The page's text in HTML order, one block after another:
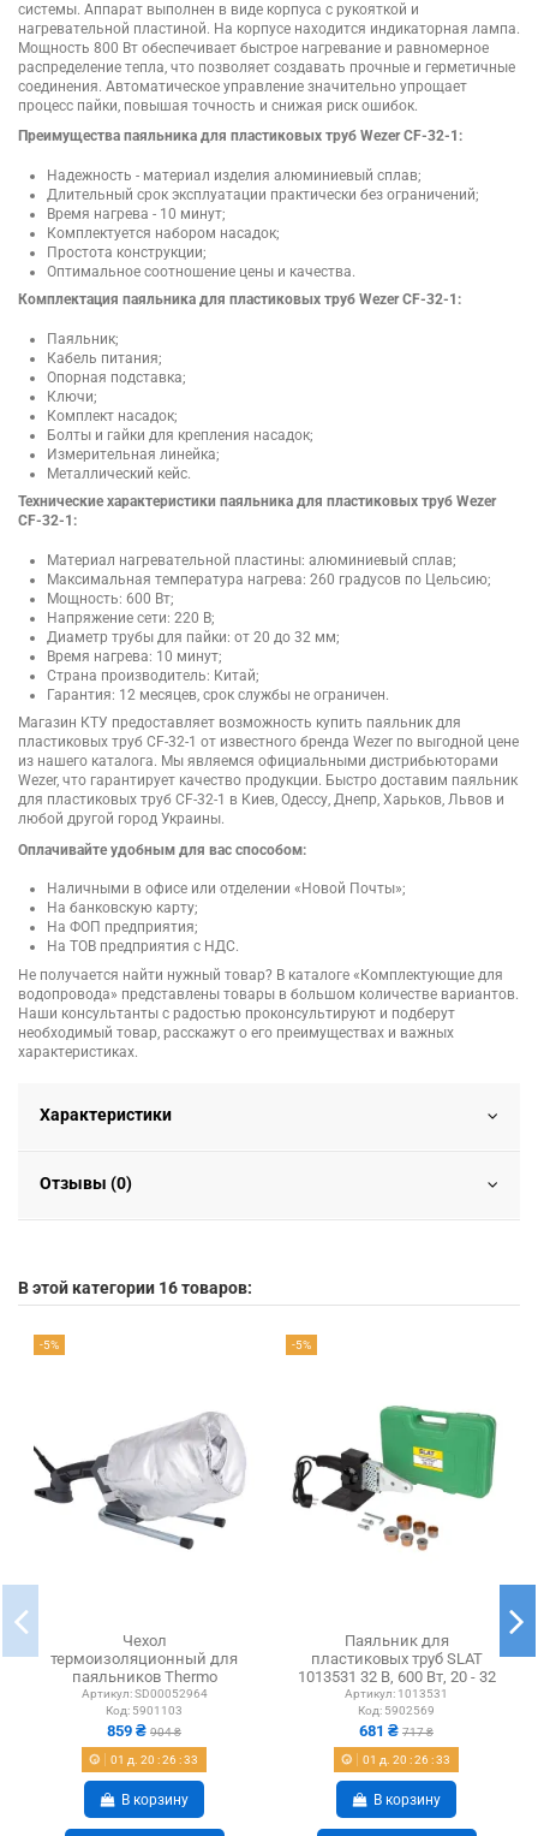
системы. Аппарат выполнен в виде корпуса с рукояткой и
нагревательной пластиной. На корпусе находится индикаторная лампа.
Мощность 800 Вт обеспечивает быстрое нагревание и равномерное
распределение тепла, что позволяет создавать прочные и герметичные
соединения. Автоматическое управление значительно упрощает
процесс пайки, повышая точность и снижая риск ошибок.
Преимущества паяльника для пластиковых труб Wezer CF-32-1:
Надежность - материал изделия алюминиевый сплав;
Длительный срок эксплуатации практически без ограничений;
Время нагрева - 10 минут;
Комплектуется набором насадок;
Простота конструкции;
Оптимальное соотношение цены и качества.
Комплектация паяльника для пластиковых труб Wezer CF-32-1:
Паяльник;
Кабель питания;
Опорная подставка;
Ключи;
Комплект насадок;
Болты и гайки для крепления насадок;
Измерительная линейка;
Металлический кейс.
Технические характеристики паяльника для пластиковых труб Wezer
CF-32-1:
Материал нагревательной пластины: алюминиевый сплав;
Максимальная температура нагрева: 260 градусов по Цельсию;
Мощность: 600 Вт;
Напряжение сети: 220 В;
Диаметр трубы для пайки: от 20 до 32 мм;
Время нагрева: 10 минут;
Страна производитель: Китай;
Гарантия: 12 месяцев, срок службы не ограничен.
Магазин КТУ предоставляет возможность купить паяльник для
пластиковых труб CF-32-1 от известного бренда Wezer по выгодной цене
из нашего каталога. Мы являемся официальными дистрибьюторами
Wezer, что гарантирует качество продукции. Быстро доставим паяльник
для пластиковых труб CF-32-1 в Киев, Одессу, Днепр, Харьков, Львов и
любой другой город Украины.
Оплачивайте удобным для вас способом:
Наличными в офисе или отделении «Новой Почты»;
На банковскую карту;
На ФОП предприятия;
На ТОВ предприятия с НДС.
Не получается найти нужный товар? В каталоге «Комплектующие для
водопровода» представлены товары в большом количестве вариантов.
Наши консультанты с радостью проконсультируют и подберут
необходимый товар, расскажут о его преимуществах и важных
характеристиках.
Характеристики
Отзывы (0)
В этой категории 16 товаров:
-5%
Чехол
термоизоляционный для
паяльников Thermo
Alliance d20-63 мм
Артикул: SD00052964
Код: 5901103
859 ₴ 904 ₴
01 д. 20 :26 :33
В корзину
-5%
Паяльник для
пластиковых труб SLAT
1013531 32 B, 600 Вт, 20 - 32
мм
Артикул: 1013531
Код: 5902569
681 ₴ 717 ₴
01 д. 20 :26 :33
В корзину